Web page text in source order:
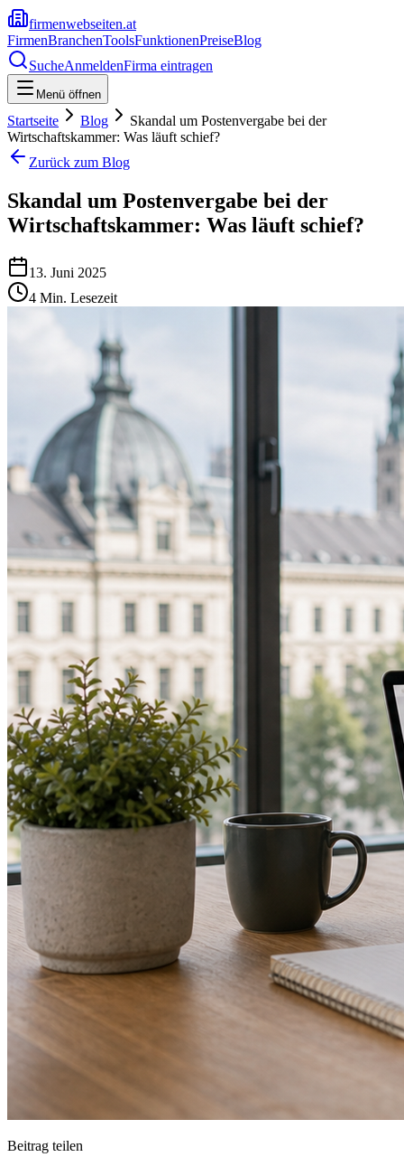
firmenwebseiten.at
FirmenBranchenToolsFunktionenPreiseBlog
SucheAnmeldenFirma eintragen
Menü öffnen
Startseite Blog
Skandal um Postenvergabe bei der
Wirtschaftskammer: Was läuft schief?
Zurück zum Blog
Skandal um Postenvergabe bei der
Wirtschaftskammer: Was läuft schief?
13. Juni 2025
4 Min. Lesezeit
Beitrag teilen